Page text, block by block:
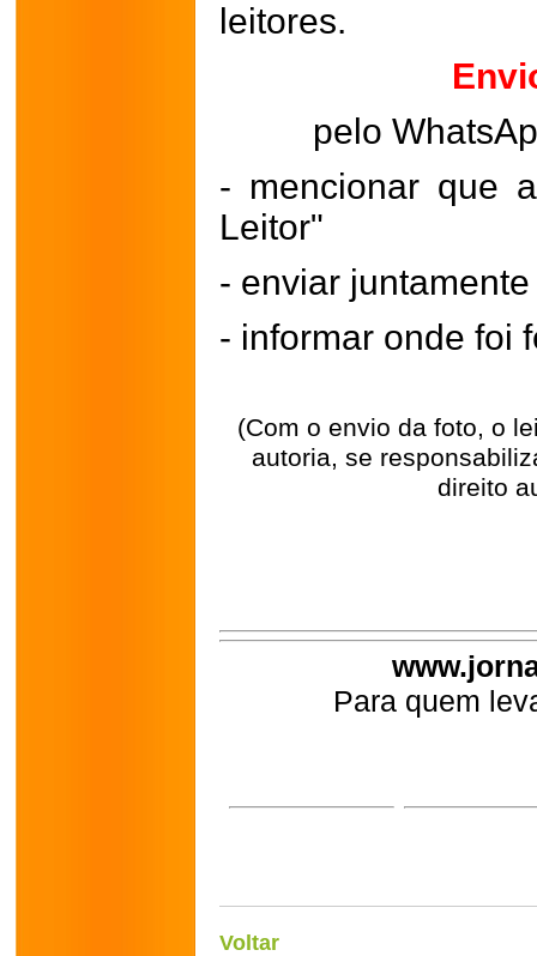
leitores.
pelo
- mencionar que
Leitor"
- enviar
- informar onde foi
(Com o envio da foto, o
autoria, se
direito
Para quem
Voltar